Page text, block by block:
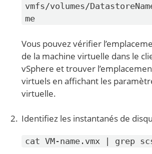
vmfs/volumes/
me
Vous pouvez vérifier
de la machine virtuelle dans le
vSphere et trouver
virtuels en affichant les
virtuelle.
Identifiez les instantanés de
cat VM-name.vmx | grep